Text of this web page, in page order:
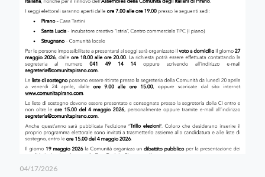
04/17/2026